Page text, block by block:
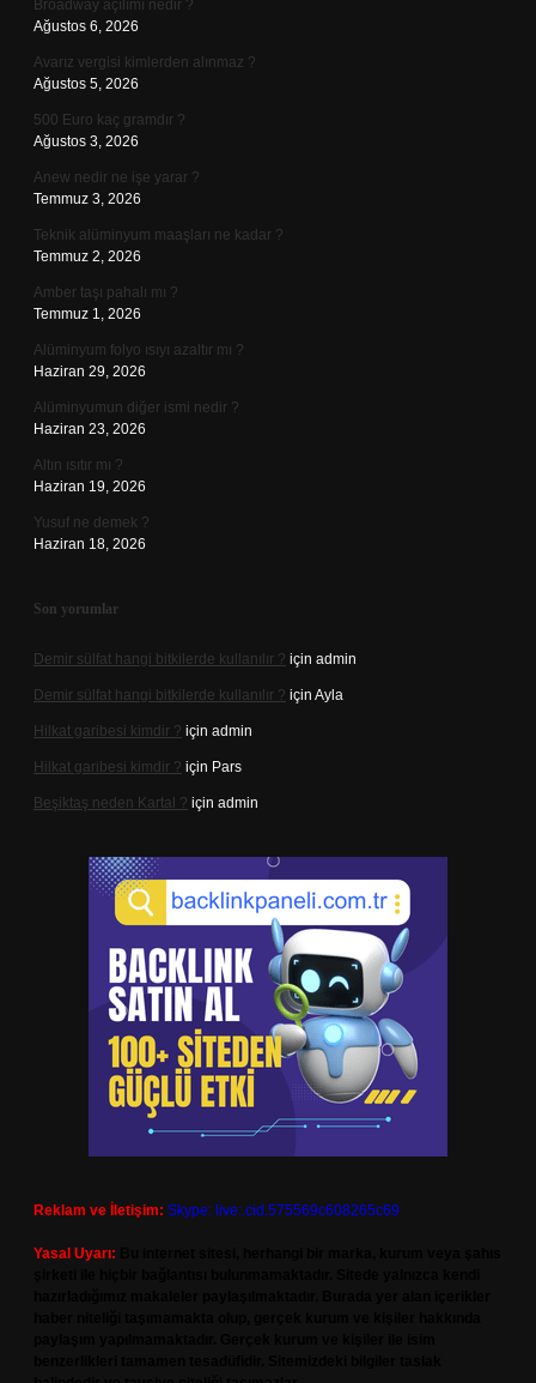
Broadway açılımı nedir ?
Ağustos 6, 2026
Avarız vergisi kimlerden alınmaz ?
Ağustos 5, 2026
500 Euro kaç gramdır ?
Ağustos 3, 2026
Anew nedir ne işe yarar ?
Temmuz 3, 2026
Teknik alüminyum maaşları ne kadar ?
Temmuz 2, 2026
Amber taşı pahalı mı ?
Temmuz 1, 2026
Alüminyum folyo ısıyı azaltır mı ?
Haziran 29, 2026
Alüminyumun diğer ismi nedir ?
Haziran 23, 2026
Altın ısıtır mı ?
Haziran 19, 2026
Yusuf ne demek ?
Haziran 18, 2026
Son yorumlar
Demir sülfat hangi bitkilerde kullanılır ? için admin
Demir sülfat hangi bitkilerde kullanılır ? için Ayla
Hilkat garibesi kimdir ? için admin
Hilkat garibesi kimdir ? için Pars
Beşiktaş neden Kartal ? için admin
Reklam ve İletişim: Skype: live:.cid.575569c608265c69
Yasal Uyarı: